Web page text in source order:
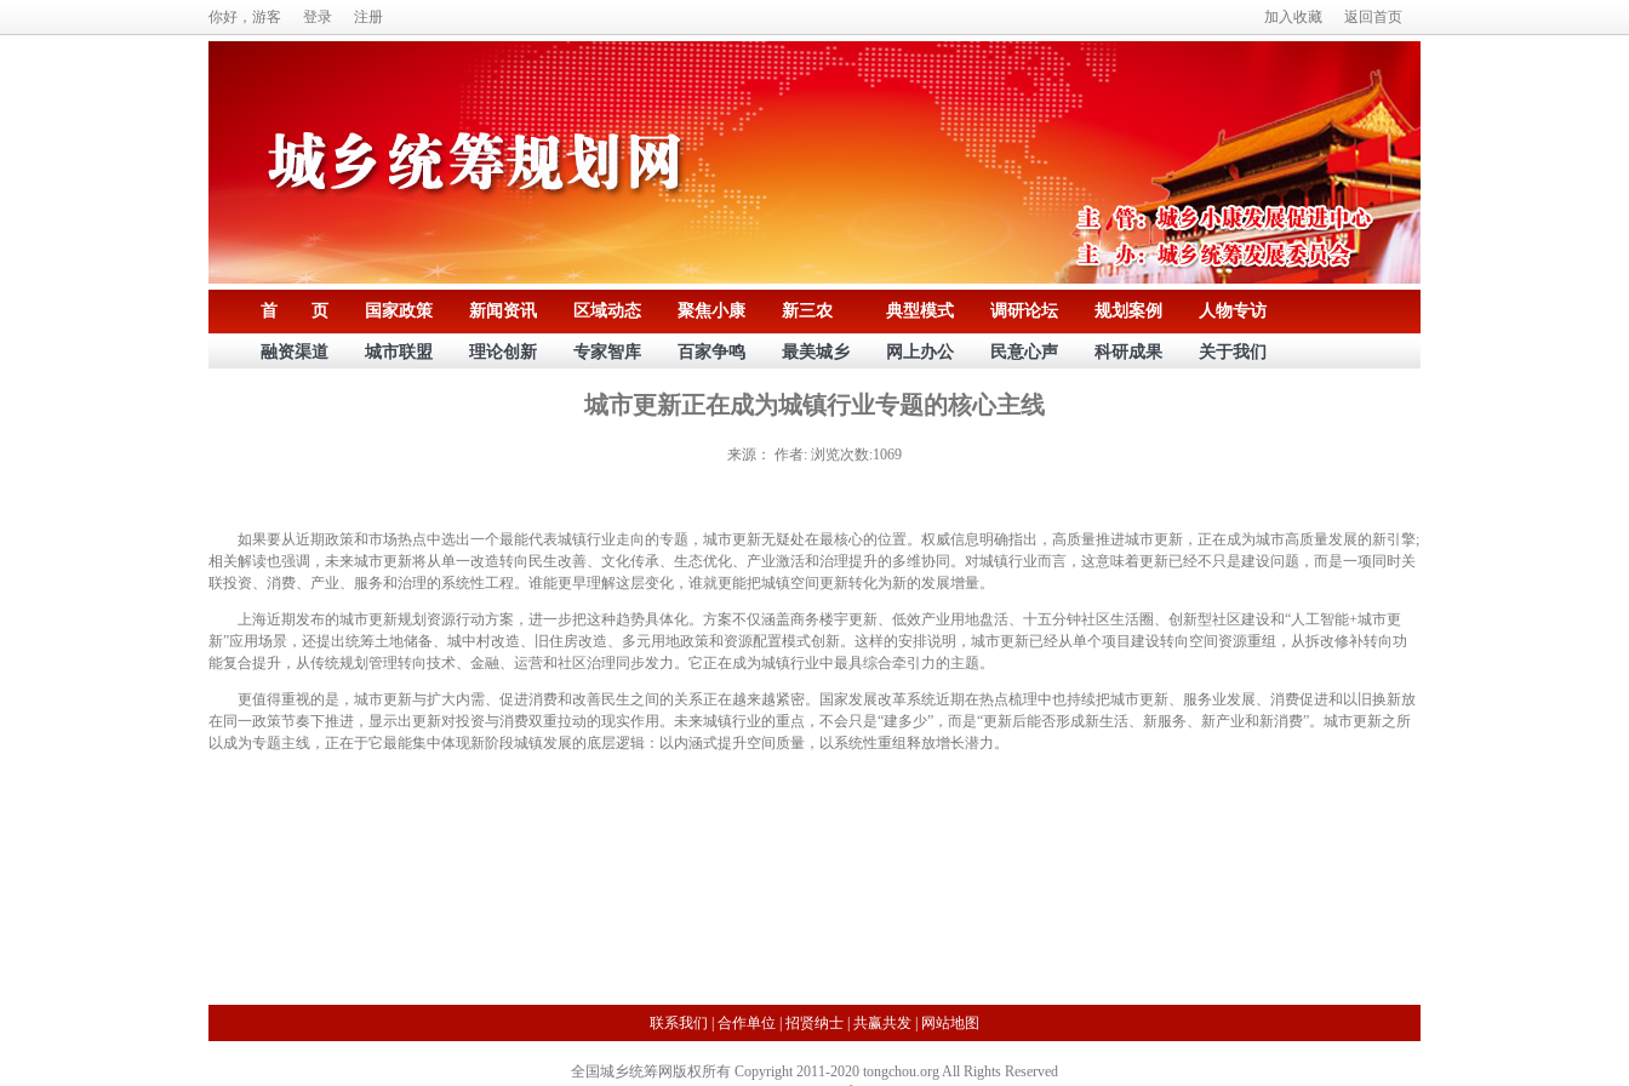
你好，游客 登录 注册 加入收藏 返回首页
首 页 国家政策 新闻资讯 区域动态 聚焦小康 新三农 典型模式 调研论坛 规划案例 人物专访
融资渠道 城市联盟 理论创新 专家智库 百家争鸣 最美城乡 网上办公 民意心声 科研成果 关于我们
城市更新正在成为城镇行业专题的核心主线
来源： 作者: 浏览次数:1069
如果要从近期政策和市场热点中选出一个最能代表城镇行业走向的专题，城市更新无疑处在最核心的位置。权威信息明确指出，高质量推进城市更新，正在成为城市高质量发展的新引擎;
相关解读也强调，未来城市更新将从单一改造转向民生改善、文化传承、生态优化、产业激活和治理提升的多维协同。对城镇行业而言，这意味着更新已经不只是建设问题，而是一项同时关
联投资、消费、产业、服务和治理的系统性工程。谁能更早理解这层变化，谁就更能把城镇空间更新转化为新的发展增量。
上海近期发布的城市更新规划资源行动方案，进一步把这种趋势具体化。方案不仅涵盖商务楼宇更新、低效产业用地盘活、十五分钟社区生活圈、创新型社区建设和“人工智能+城市更
新”应用场景，还提出统筹土地储备、城中村改造、旧住房改造、多元用地政策和资源配置模式创新。这样的安排说明，城市更新已经从单个项目建设转向空间资源重组，从拆改修补转向功
能复合提升，从传统规划管理转向技术、金融、运营和社区治理同步发力。它正在成为城镇行业中最具综合牵引力的主题。
更值得重视的是，城市更新与扩大内需、促进消费和改善民生之间的关系正在越来越紧密。国家发展改革系统近期在热点梳理中也持续把城市更新、服务业发展、消费促进和以旧换新放
在同一政策节奏下推进，显示出更新对投资与消费双重拉动的现实作用。未来城镇行业的重点，不会只是“建多少”，而是“更新后能否形成新生活、新服务、新产业和新消费”。城市更新之所
以成为专题主线，正在于它最能集中体现新阶段城镇发展的底层逻辑：以内涵式提升空间质量，以系统性重组释放增长潜力。
联系我们 合作单位 招贤纳士 共赢共发 网站地图
全国城乡统筹网版权所有 Copyright 2011-2020 tongchou.org All Rights Reserved